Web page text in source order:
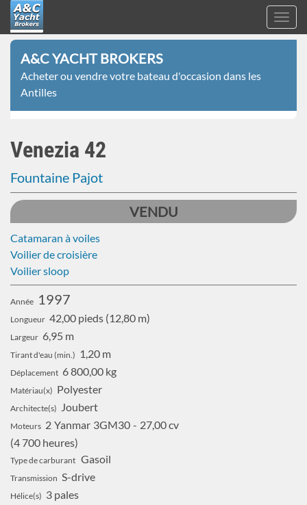
Aller
contenu
principal
A&C
Yacht
Brokers
A&C YACHT BROKERS
Acheter ou vendre votre bateau d'occasion dans les
Antilles
Venezia 42
Fountaine Pajot
VENDU
Catamaran à voiles
Voilier de croisière
Voilier sloop
Année 1997
Longueur 42,00 pieds (12,80 m)
Largeur 6,95 m
Tirant d'eau (min.) 1,20 m
Déplacement 6 800,00 kg
Matériau(x) Polyester
Architecte(s) Joubert
Moteurs 2 Yanmar 3GM30
27,00 cv
4 700 heures
Type de carburant Gasoil
Transmission S-drive
Hélice(s) 3 pales